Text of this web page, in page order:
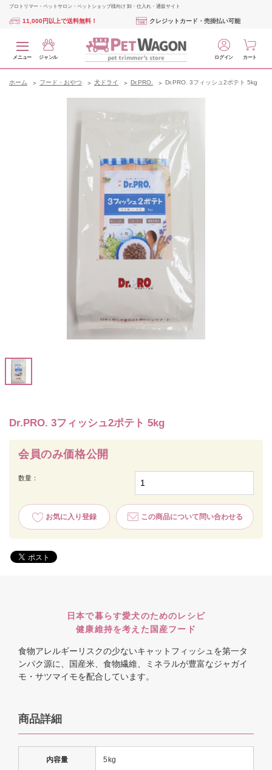
プロトリマー・ペットサロン・ペットショップ様向け 卸・仕入れ・通販サイト
11,000円以上で送料無料！ クレジットカード・売掛払い可能
メニュー ジャンル ログイン カート
ホーム フード・おやつ 犬ドライ Dr.PRO. Dr.PRO. 3フィッシュ2ポテト 5kg
Dr.PRO. 3フィッシュ2ポテト 5kg
会員のみ価格公開
数量：
お気に入り登録 この商品について問い合わせる
日本で暮らす愛犬のためのレシピ
健康維持を考えた国産フード
食物アレルギーリスクの少ないキャットフィッシュを第一タ
ンパク源に、国産米、食物繊維、ミネラルが豊富なジャガイ
モ・サツマイモを配合しています。
商品詳細
内容量 5kg